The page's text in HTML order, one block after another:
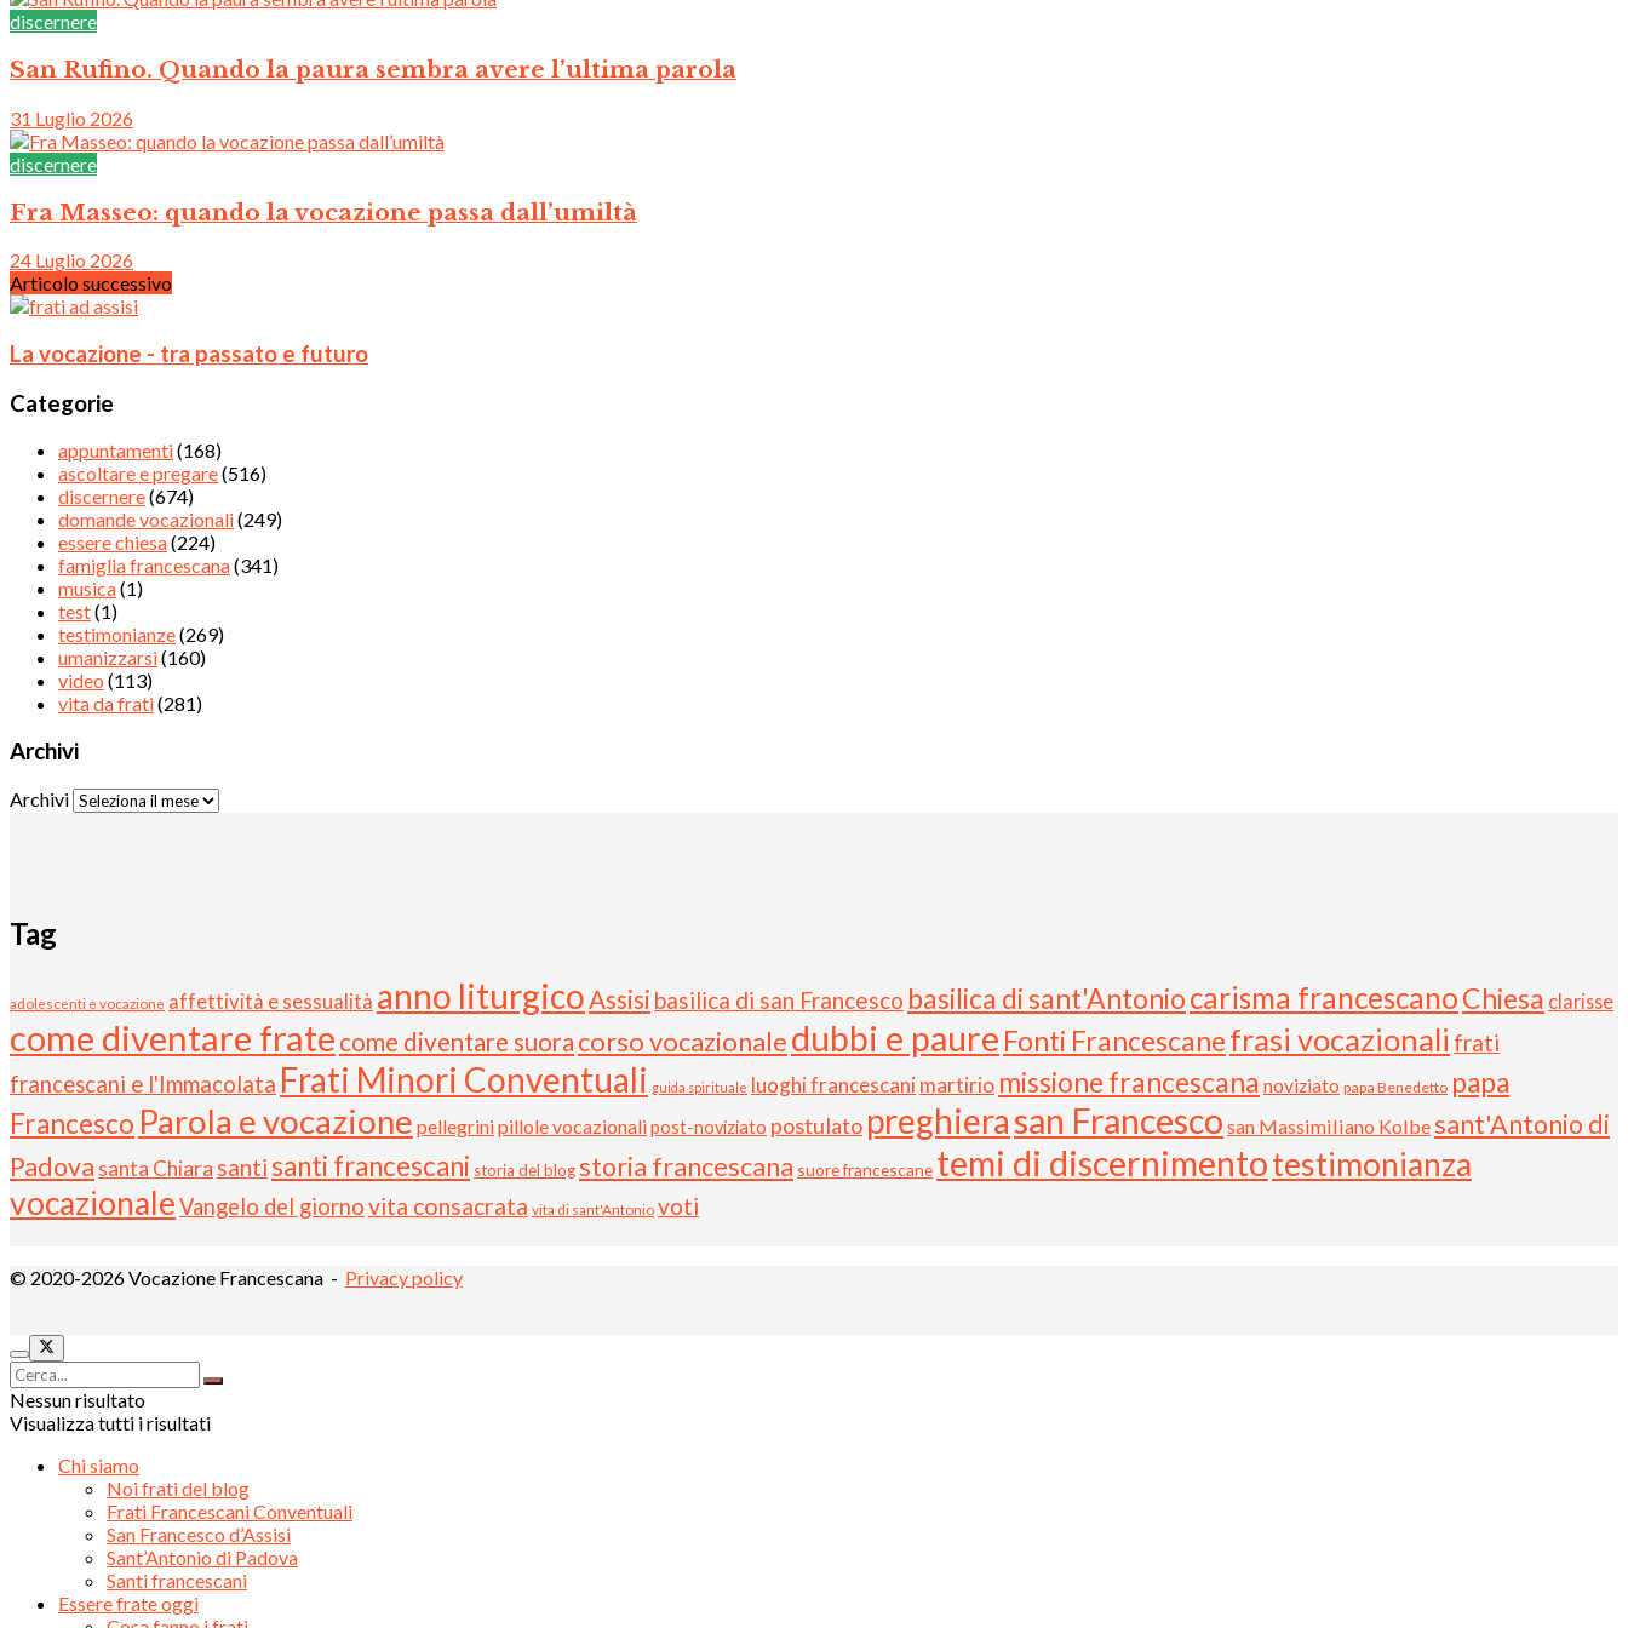
discernere
San Rufino. Quando la paura sembra avere l’ultima parola
31 Luglio 2026
discernere
Fra Masseo: quando la vocazione passa dall’umiltà
24 Luglio 2026
Articolo successivo
La vocazione - tra passato e futuro
Categorie
appuntamenti(168)
ascoltare e pregare(516)
discernere(674)
domande vocazionali(249)
essere chiesa(224)
famiglia francescana(341)
musica(1)
test(1)
testimonianze(269)
umanizzarsi(160)
video (113)
vita da frati(281)
Archivi
Archivi
Tag
adolescenti e vocazione affettività e sessualità anno liturgico Assisi basilica di san Francesco basilica di sant'Antoniocarisma francescanoChiesa clarisse
come diventare frate come diventare suora corso vocazionaledubbi e paure Fonti Francescanefrasi vocazionali frati
francescani e l'Immacolata Frati Minori Conventuali guida spirituale luoghi francescanimartirio missione francescana noviziato papa Benedetto papa
Francesco Parola e vocazione pellegrinipillole vocazionalipost-noviziato postulato preghierasan Francesco san Massimiliano Kolbe sant'Antonio di
Padova santa Chiara santisanti francescani storia del blog storia francescana suore francescane temi di discernimentotestimonianza
vocazionaleVangelo del giornovita consacrata vita di sant'Antonio voti
© 2020-2026 Vocazione Francescana - Privacy policy
Nessun risultato
Visualizza tutti i risultati
Chi siamo
Noi frati del blog
Frati Francescani Conventuali
San Francesco d’Assisi
Sant’Antonio di Padova
Santi francescani
Essere frate oggi